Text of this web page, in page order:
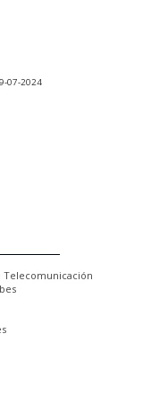
07-2024
Telecomunicación